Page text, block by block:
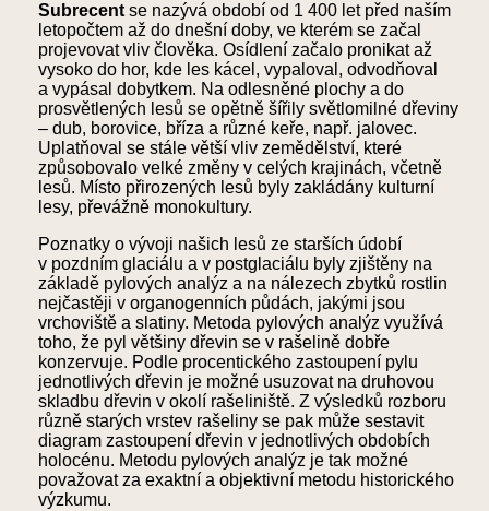
Subrecent se nazývá období od 1 400 let před naším
letopočtem až do dnešní doby, ve kterém se začal
projevovat vliv člověka. Osídlení začalo pronikat až
vysoko do hor, kde les kácel, vypaloval, odvodňoval
a vypásal dobytkem. Na odlesněné plochy a do
prosvětlených lesů se opětně šířily světlomilné dřeviny
– dub, borovice, bříza a různé keře, např. jalovec.
Uplatňoval se stále větší vliv zemědělství, které
způsobovalo velké změny v celých krajinách, včetně
lesů. Místo přirozených lesů byly zakládány kulturní
lesy, převážně monokultury.
Poznatky o vývoji našich lesů ze starších údobí
v pozdním glaciálu a v postglaciálu byly zjištěny na
základě pylových analýz a na nálezech zbytků rostlin
nejčastěji v organogenních půdách, jakými jsou
vrchoviště a slatiny. Metoda pylových analýz využívá
toho, že pyl většiny dřevin se v rašelině dobře
konzervuje. Podle procentického zastoupení pylu
jednotlivých dřevin je možné usuzovat na druhovou
skladbu dřevin v okolí rašeliniště. Z výsledků rozboru
různě starých vrstev rašeliny se pak může sestavit
diagram zastoupení dřevin v jednotlivých obdobích
holocénu. Metodu pylových analýz je tak možné
považovat za exaktní a objektivní metodu historického
výzkumu.